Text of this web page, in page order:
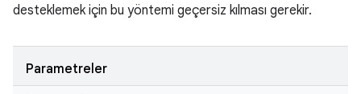
desteklemek için bu yöntemi geçersiz kılması gerekir.
Parametreler